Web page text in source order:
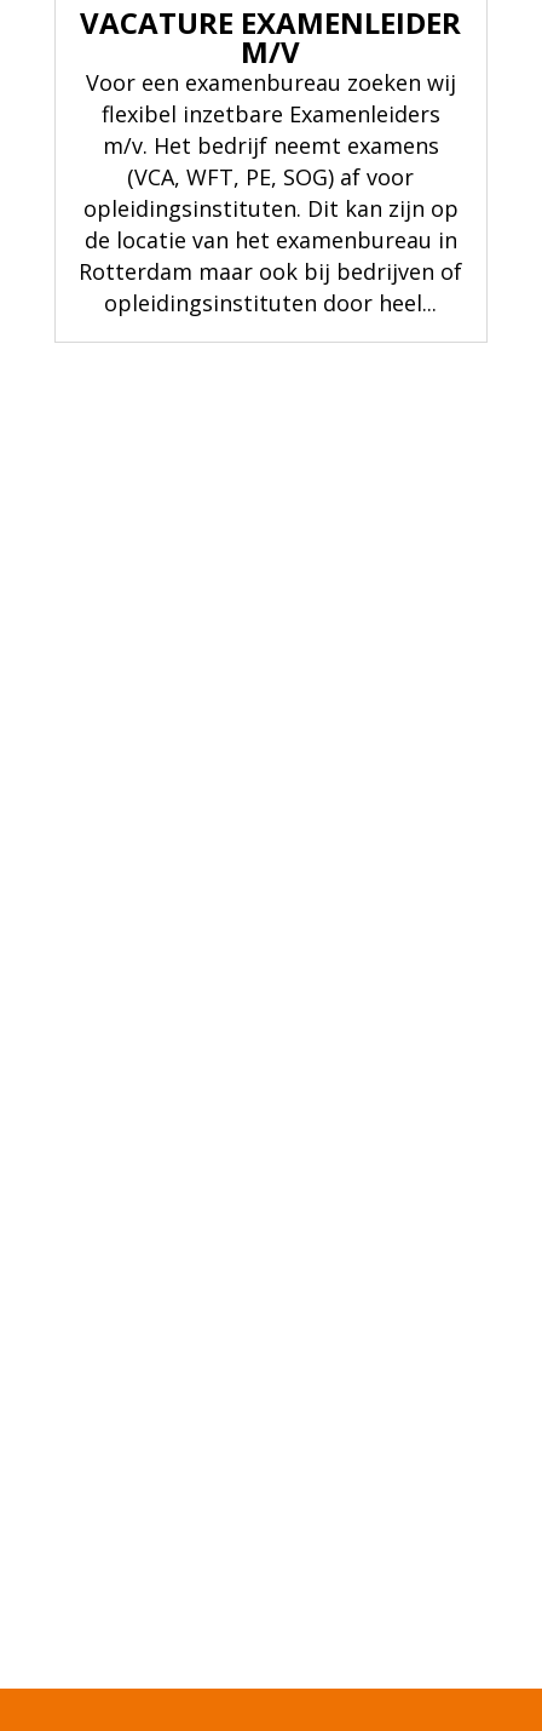
VACATURE EXAMENLEIDER
M/V
Voor een examenbureau zoeken wij
flexibel inzetbare Examenleiders
m/v. Het bedrijf neemt examens
(VCA, WFT, PE, SOG) af voor
opleidingsinstituten. Dit kan zijn op
de locatie van het examenbureau in
Rotterdam maar ook bij bedrijven of
opleidingsinstituten door heel...